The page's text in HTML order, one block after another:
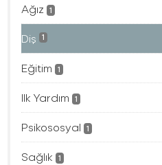
Ağız 1
Diş 1
Eğitim 1
Ilk Yardım 1
Psikososyal 1
Sağlık 1